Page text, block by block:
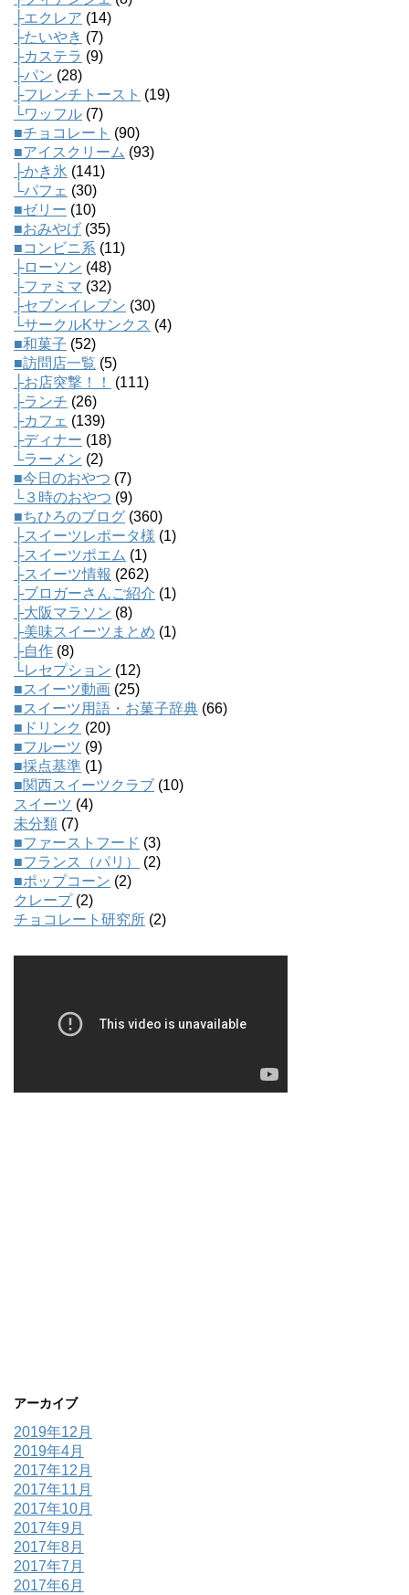
├エクレア (14)
├たいやき (7)
├カステラ (9)
├パン (28)
├フレンチトースト (19)
└ワッフル (7)
■チョコレート (90)
■アイスクリーム (93)
├かき氷 (141)
└パフェ (30)
■ゼリー (10)
■おみやげ (35)
■コンビニ系 (11)
├ローソン (48)
├ファミマ (32)
├セブンイレブン (30)
└サークルKサンクス (4)
■和菓子 (52)
■訪問店一覧 (5)
├お店突撃！！
(111)
├ランチ (26)
├カフェ (139)
├ディナー (18)
└ラーメン (2)
■今日のおやつ (7)
└３時のおやつ (9)
■ちひろのブログ (360)
├スイーツレポータ様 (1)
├スイーツポエム (1)
├スイーツ情報 (262)
├ブロガーさんご紹介 (1)
├大阪マラソン (8)
├美味スイーツまとめ (1)
├自作 (8)
└レセプション (12)
■スイーツ動画 (25)
■スイーツ用語・お菓子辞典 (66)
■ドリンク (20)
■フルーツ (9)
■採点基準 (1)
■関西スイーツクラブ (10)
スイーツ (4)
未分類 (7)
■ファーストフード (3)
■フランス（パリ）
(2)
■ポップコーン (2)
クレープ(2)
チョコレート研究所 (2)
アーカイブ
2019年12月
2019年4月
2017年12月
2017年11月
2017年10月
2017年9月
2017年8月
2017年7月
2017年6月